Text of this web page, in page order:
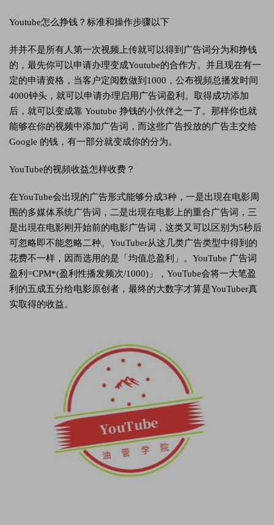
Youtube怎么挣钱？标准和操作步骤以下
并并不是所有人第一次视频上传就可以得到广告词分为和挣钱
的，最先你可以申请办理变成Youtube的合作方。并且现在有一
定的申请资格，当客户定阅数做到1000，公布视頻总播发时间
4000钟头，就可以申请办理启用广告词盈利。取得成功添加
后，就可以变成靠 Youtube 挣钱的小伙伴之一了。那样你也就
能够在你的视频中添加广告词，而这些广告投放的广告主交给
Google 的钱，有一部分就变成你的分为。
YouTube的视頻收益怎样收费？
在YouTube会出現的广告形式能够分成3种，一是出現在电影周
围的多媒体系统广告词，二是出現在电影上的重合广告词，三
是出現在电影刚开始前的电影广告词，这类又可以区别为5秒后
可忽略即不能忽略二种。YouTuber从这几类广告类型中得到的
花费不一样，因而选用的是「均值总盈利」。YouTube 广告词
盈利=CPM*(盈利性播发频次/1000)」，YouTube会将一大笔盈
利的五成五分给电影原创者，最终的大数字才算是YouTuber真
实取得的收益。